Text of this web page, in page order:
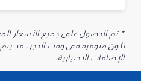
تكون متوفرة في وقت الحجز. قد
الإضافات الاختيارية.